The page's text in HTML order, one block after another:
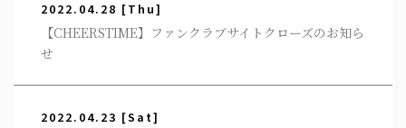
2022.04.28 [Thu]
【CHEERSTIME】ファンクラブサイトクローズのお知ら
せ
2022.04.23 [Sat]